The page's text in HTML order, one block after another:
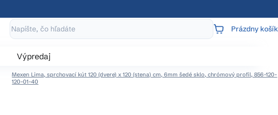
NÁKUPNÝ
Prázdny košík
Výpredaj
Mexen Lima, sprchovací kút 120 (dvere) x 120 (stena) cm, 6mm šedé sklo, chrómový profil, 856-120-
120-01-40